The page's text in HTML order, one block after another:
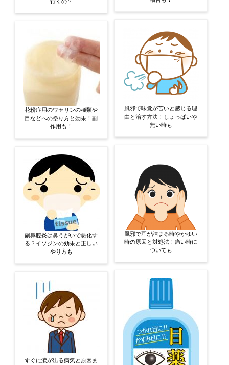
花粉症用のワセリンの種類や
目などへの塗り方と効果！副
作用も！
副鼻腔炎は鼻うがいで悪化す
る？イソジンの効果と正しい
やり方も
すぐに涙が出る病気と原因ま
風邪で味覚が苦いと感じる理
由と治す方法！しょっぱいや
無い時も
風邪で耳が詰まる時やかゆい
時の原因と対処法！痛い時に
ついても